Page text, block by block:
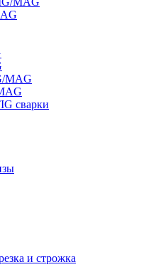
MAG
сварки
и строжка